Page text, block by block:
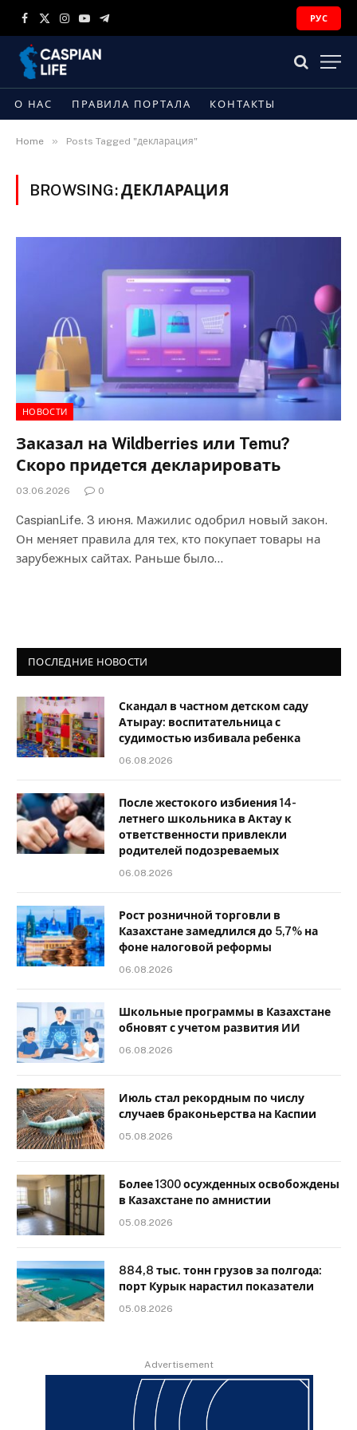
Facebook
X
Instagram
YouTubeTelegram
РУС
О НАС ПРАВИЛА ПОРТАЛА КОНТАКТЫ
Home » Posts Tagged "декларация"
BROWSING:ДЕКЛАРАЦИЯ
НОВОСТИ
Заказал на Wildberries или Temu?
Скоро придется декларировать
03.06.2026 0
CaspianLife. 3 июня. Мажилис одобрил новый закон.
Он меняет правила для тех, кто покупает товары на
зарубежных сайтах. Раньше было…
ПОСЛЕДНИЕ НОВОСТИ
Скандал в частном детском саду
Атырау: воспитательница с
судимостью избивала ребенка
06.08.2026
После жестокого избиения 14-
летнего школьника в Актау к
ответственности привлекли
родителей подозреваемых
06.08.2026
Рост розничной торговли в
Казахстане замедлился до 5,7% на
фоне налоговой реформы
06.08.2026
Школьные программы в Казахстане
обновят с учетом развития ИИ
06.08.2026
Июль стал рекордным по числу
случаев браконьерства на Каспии
05.08.2026
Более 1300 осужденных освобождены
в Казахстане по амнистии
05.08.2026
884,8 тыс. тонн грузов за полгода:
порт Курык нарастил показатели
05.08.2026
Advertisement